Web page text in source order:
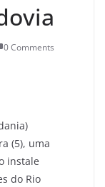
0 Comments
(5), uma
instale
do Rio